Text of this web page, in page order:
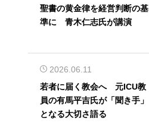
聖書の黄金律を経営判断の基
準に 青木仁志氏が講演
2026.06.11
若者に届く教会へ 元ICU教
員の有馬平吉氏が「聞き手」
となる大切さ語る